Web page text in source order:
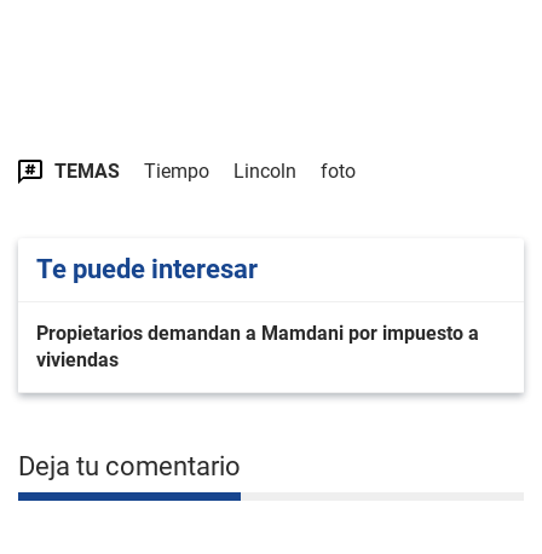
TEMAS Tiempo Lincoln foto
Te puede interesar
Propietarios demandan a Mamdani por impuesto a
viviendas
Deja tu comentario